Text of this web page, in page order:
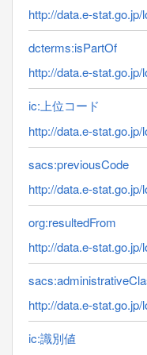
http://data.e-stat.go.jp/
dcterms:isPartOf
http://data.e-
ic:上位コード
http://data.e-
sacs:previousCode
http://data.e-
org:resultedFrom
http://data.e-
http://data.e-
ic:識別値